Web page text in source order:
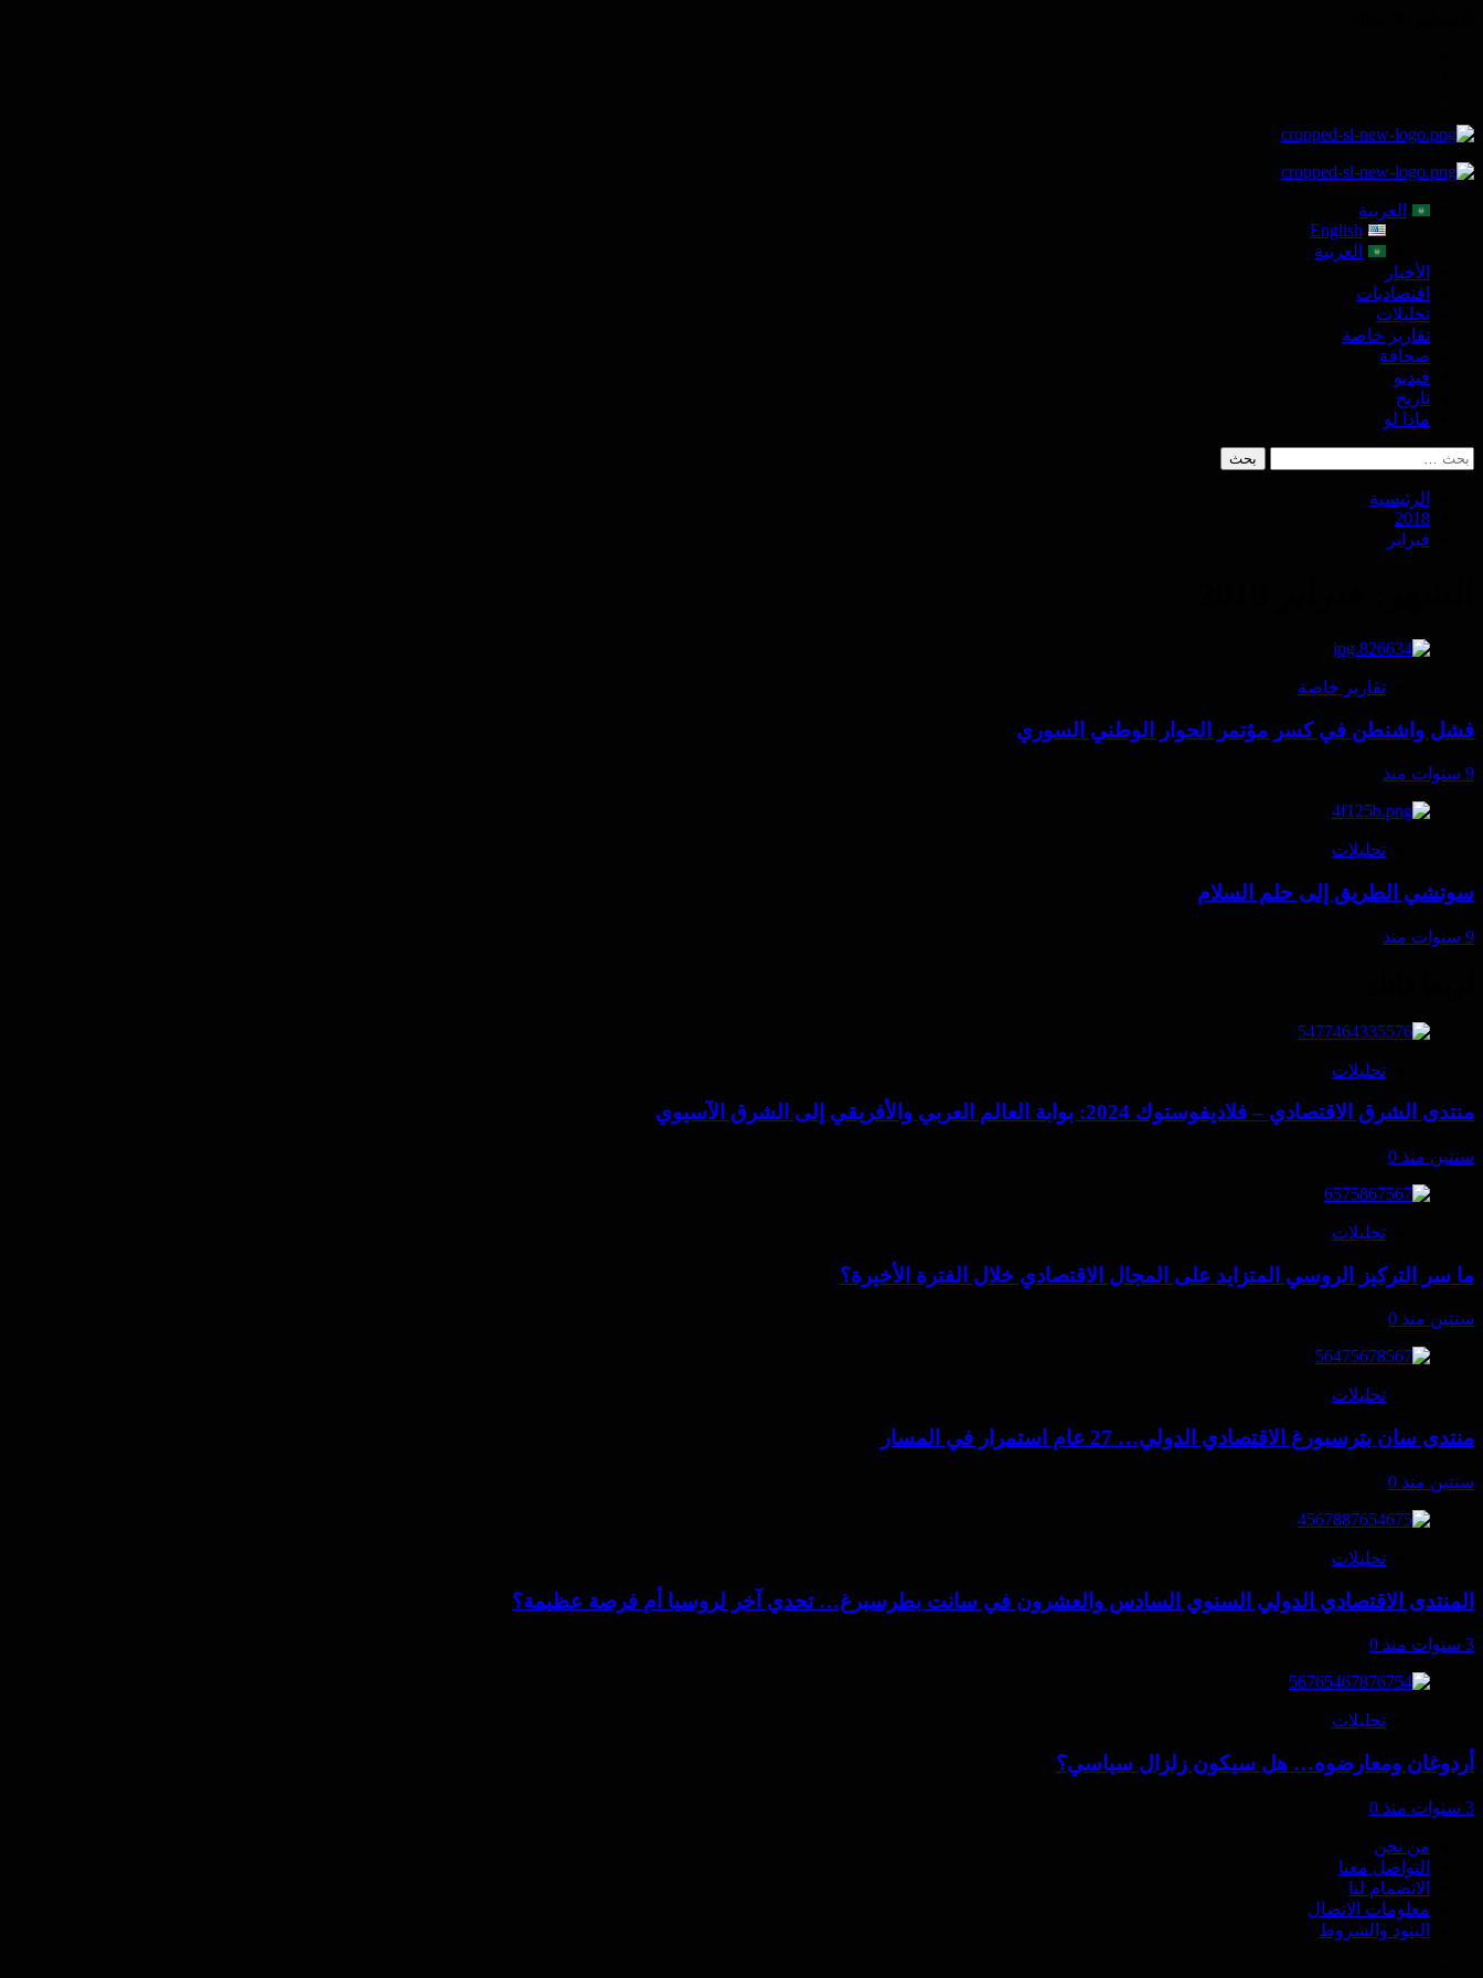
Primary
العربية
English
العربية
الأخبار
اقتصاديات
تحليلات
تقارير خاصة
صحافة
فيديو
تاريخ
ماذا لو
البحث
الرئيسية
2018
فبراير
تقارير خاصة
فشل واشنطن في كسر مؤتمر الحوار الوطني السوري
9 سنوات منذ
تحليلات
سوتشي الطريق إلى حلم السلام
9 سنوات منذ
تحليلات
منتدى الشرق الاقتصادي – فلاديفوستوك 2024: بوابة العالم العربي والأفريقي إلى الشرق الآسيوي
سنتين منذ 0
تحليلات
ما سر التركيز الروسي المتزايد على المجال الاقتصادي خلال الفترة الأخيرة؟
سنتين منذ 0
تحليلات
منتدى سان بترسبورغ الاقتصادي الدولي… 27 عام استمرار في المسار
سنتين منذ 0
تحليلات
المنتدى الاقتصادي الدولي السنوي السادس والعشرون في سانت بطرسبرغ… تحدي آخر لروسيا أم فرصة عظيمة؟
3 سنوات منذ 0
تحليلات
أردوغان ومعارضوه… هل سيكون زلزال سياسي؟
3 سنوات منذ 0
من نحن
التواصل معنا
الانضمام لنا
معلومات الاتصال
البنود والشروط